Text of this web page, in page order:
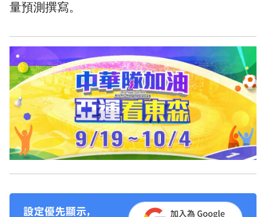
量預測撰寫。